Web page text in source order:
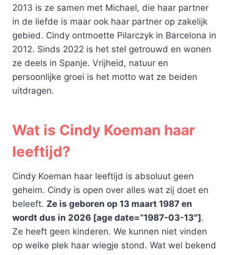
2013 is ze samen met Michael, die haar partner
in de liefde is maar ook haar partner op zakelijk
gebied. Cindy ontmoette Pilarczyk in Barcelona in
2012. Sinds 2022 is het stel getrouwd en wonen
ze deels in Spanje. Vrijheid, natuur en
persoonlijke groei is het motto wat ze beiden
uitdragen.
Wat is Cindy Koeman haar
leeftijd?
Cindy Koeman haar leeftijd is absoluut geen
geheim. Cindy is open over alles wat zij doet en
beleeft. Ze is geboren op 13 maart 1987 en
wordt dus in 2026 [age date=”1987-03-13″].
Ze heeft geen kinderen. We kunnen niet vinden
op welke plek haar wiegje stond. Wat wel bekend